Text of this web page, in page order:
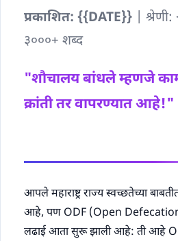
प्रकाशित: {{DATE}} |
३०००+ शब्द
"शौचालय बांधले म्हणजे
क्रांती तर वापरण्यात आहे!"
आपले महाराष्ट्र राज्य स्वच्छतेच्या
आहे, पण ODF (Open Defecation
लढाई आता सुरू झाली आहे: ती आहे